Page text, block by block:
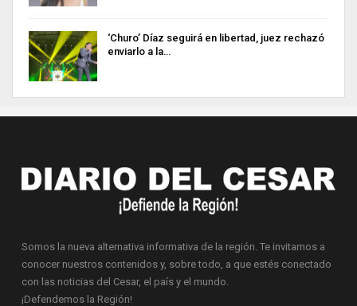
‘Churo’ Díaz seguirá en libertad, juez rechazó
enviarlo a la…
Somos la nueva alternativa informativa de la región. Te invitamos a
conocer nuestros contenidos y, sobre todo, a que estés conectado
con las noticias del Cesar, el país y el mundo.
¡Defendemos la Región!